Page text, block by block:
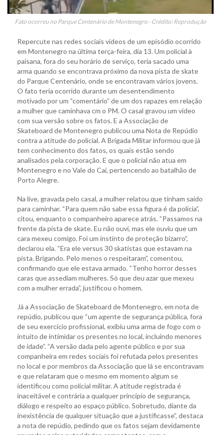
Fato ocorreu no Parque Centenário de Montenegro - Crédito: Reprodução
Repercute nas redes sociais vídeos de um episódio ocorrido
em Montenegro na última terça-feira, dia 13. Um policial à
paisana, fora do seu horário de serviço, teria sacado uma
arma quando se encontrava próximo da nova pista de skate
do Parque Centenário, onde se encontravam vários jovens.
O fato teria ocorrido durante um desentendimento
motivado por um “comentário” de um dos rapazes em relação
a mulher que caminhava cm o PM. O casal gravou um vídeo
com sua versão sobre os fatos. E a Associação de
Skateboard de Montenegro publicou uma Nota de Repúdio
contra a atitude do policial. A Brigada Militar informou que já
tem conhecimento dos fatos, os quais estão sendo
analisados pela corporação. E que o policial não atua em
Montenegro e no Vale do Caí, pertencendo ao batalhão de
Porto Alegre.
Na live, gravada pelo casal, a mulher relatou que tinham saído
para caminhar. “Para quem não sabe essa figura é da polícia”,
citou, enquanto o companheiro aparece atrás. “Passamos na
frente da pista de skate. Eu não ouvi, mas ele ouviu que um
cara mexeu comigo. Foi um instinto de proteção bizarro”,
declarou ela. “Era ele versus 30 skatistas que estavam na
pista. Brigando. Pelo menos o respeitaram”, comentou,
confirmando que ele estava armado. “Tenho horror desses
caras que assediam mulheres. Só que deu azar que mexeu
com a mulher errada”, justificou o homem.
Já a Associação de Skateboard de Montenegro, em nota de
repúdio, publicou que “um agente de segurança pública, fora
de seu exercício profissional, exibiu uma arma de fogo com o
intuito de intimidar os presentes no local, incluindo menores
de idade”. “A versão dada pelo agente público e por sua
companheira em redes sociais foi refutada pelos presentes
no local e por membros da Associação que lá se encontravam
e que relataram que o mesmo em momento algum se
identificou como policial militar. A atitude registrada é
inaceitável e contrária a qualquer princípio de segurança,
diálogo e respeito ao espaço público. Sobretudo, diante da
inexistência de qualquer situação que a justificasse”, destaca
a nota de repúdio, pedindo que os fatos sejam devidamente